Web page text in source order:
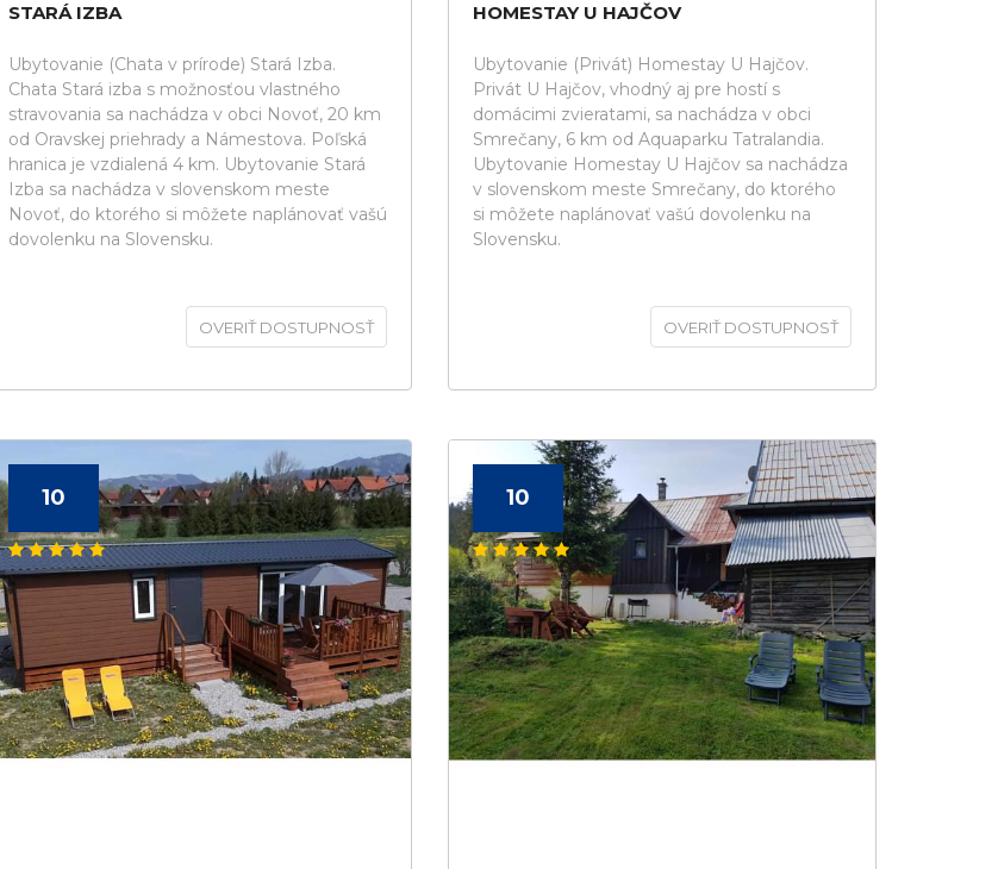
STARÁ IZBA
Ubytovanie (Chata v prírode) Stará Izba.
Chata Stará izba s možnosťou vlastného
stravovania sa nachádza v obci Novoť, 20 km
od Oravskej priehrady a Námestova. Poľská
hranica je vzdialená 4 km. Ubytovanie Stará
Izba sa nachádza v slovenskom meste
Novoť, do ktorého si môžete naplánovať vašú
dovolenku na Slovensku.
OVERIŤ DOSTUPNOSŤ
HOMESTAY U HAJČOV
Ubytovanie (Privát) Homestay U Hajčov.
Privát U Hajčov, vhodný aj pre hostí s
domácimi zvieratami, sa nachádza v obci
Smrečany, 6 km od Aquaparku Tatralandia.
Ubytovanie Homestay U Hajčov sa nachádza
v slovenskom meste Smrečany, do ktorého
si môžete naplánovať vašú dovolenku na
Slovensku.
OVERIŤ DOSTUPNOSŤ
10 10